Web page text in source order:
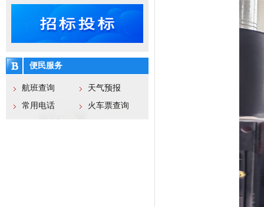
便民服务
航班查询
天气预报
常用电话
火车票查询